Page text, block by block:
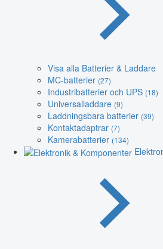
Visa alla Batterier & Laddare
MC-batterier (27)
Industribatterier och UPS (18)
Universalladdare (9)
Laddningsbara batterier (39)
Kontaktadaptrar (7)
Kamerabatterier (134)